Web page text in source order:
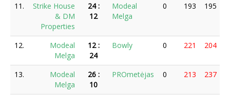
11.
Strike House
& DM
Properties
24 :
12
Modeal
Melga
0 193 195
12.
Modeal
Melga
12 :
24
Bowly 0 221 204
13.
Modeal
Melga
26 :
10
PROmetėjas 0 213 237